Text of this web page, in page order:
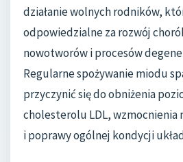
działanie wolnych rodników,
odpowiedzialne za rozwój
nowotworów i procesów
Regularne spożywanie miodu
przyczynić się do obniżenia
cholesterolu LDL, wzmocnienia
i poprawy ogólnej kondycji